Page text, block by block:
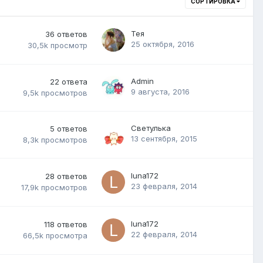
36 ответов
30,5k просмотр
Тея
25 октября, 2016
22 ответа
9,5k просмотров
Admin
9 августа, 2016
5 ответов
8,3k просмотров
Светулька
13 сентября, 2015
28 ответов
17,9k просмотров
luna172
23 февраля, 2014
118 ответов
66,5k просмотра
luna172
22 февраля, 2014